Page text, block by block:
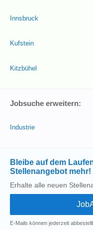
Innsbruck
Kufstein
Kitzbühel
Jobsuche erweitern:
Industrie
Bleibe auf dem
Stellenangebot mehr!
Erhalte alle neuen
E-Mails können jederzeit